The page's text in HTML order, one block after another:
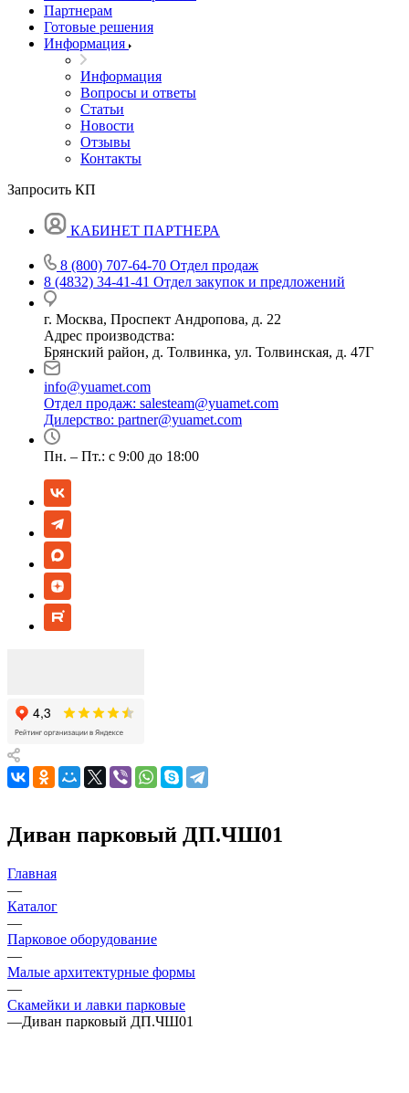
Партнерам
Готовые решения
Информация
Информация
Вопросы и ответы
Статьи
Новости
Отзывы
Контакты
Запросить КП
КАБИНЕТ ПАРТНЕРА
8 (800) 707-64-70 Отдел продаж
8 (4832) 34-41-41 Отдел закупок и предложений
г. Москва, Проспект Андропова, д. 22
Адрес производства:
Брянский район, д. Толвинка, ул. Толвинская, д. 47Г
info@yuamet.com
Отдел продаж: salesteam@yuamet.com
Дилерство: partner@yuamet.com
Пн. – Пт.: с 9:00 до 18:00
Диван парковый ДП.ЧШ01
Главная
—
Каталог
—
Парковое оборудование
—
Малые архитектурные формы
—
Скамейки и лавки парковые
—Диван парковый ДП.ЧШ01